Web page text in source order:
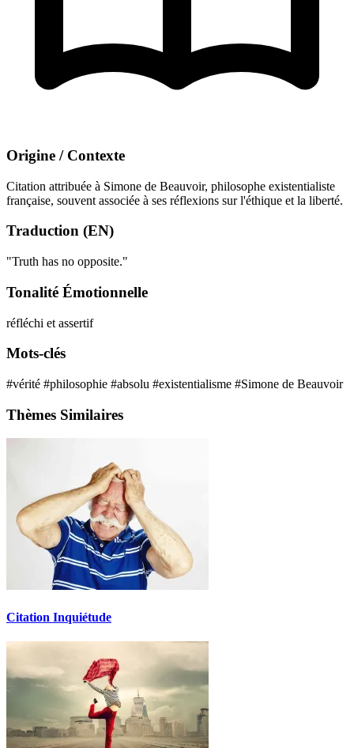
Origine / Contexte
Citation attribuée à Simone de Beauvoir, philosophe existentialiste
française, souvent associée à ses réflexions sur l'éthique et la liberté.
Traduction (EN)
"Truth has no opposite."
Tonalité Émotionnelle
réfléchi et assertif
Mots-clés
#vérité #philosophie #absolu #existentialisme #Simone de Beauvoir
Thèmes Similaires
Citation Inquiétude